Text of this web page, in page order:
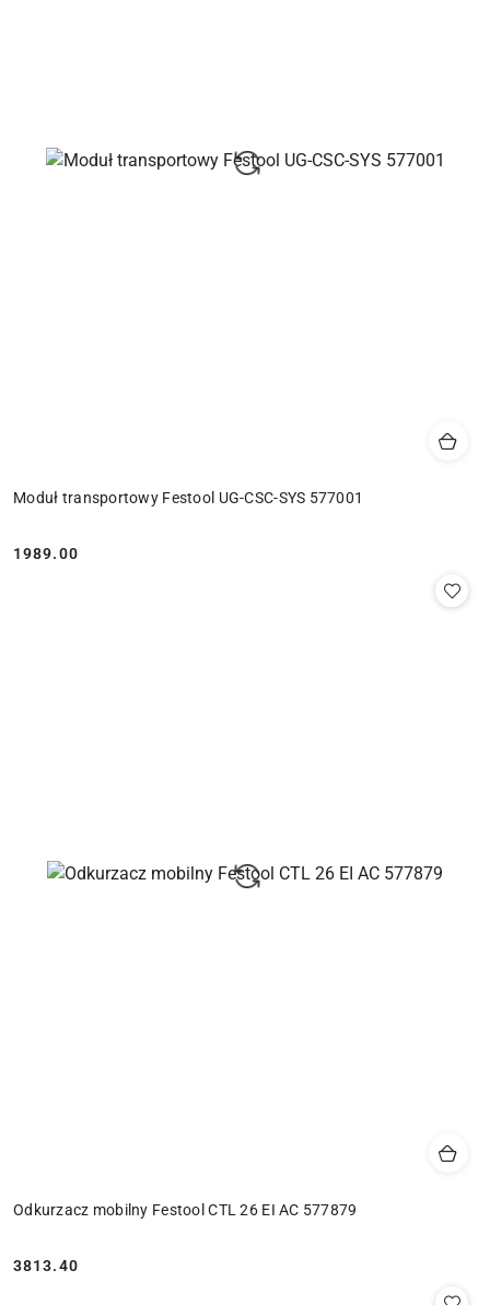
Moduł transportowy Festool UG-CSC-SYS 577001
Cena:
1989.00
Odkurzacz mobilny Festool CTL 26 EI AC 577879
Cena:
3813.40